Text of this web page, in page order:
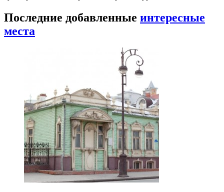
Последние добавленные интересные
места